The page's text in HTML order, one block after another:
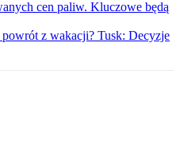
cen paliw. Kluczowe będą
z wakacji? Tusk: Decyzje